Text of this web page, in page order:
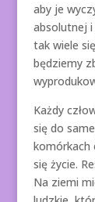
aby je
absolutnej i
tak wiele
będziemy
Każdy
się do
komórkach
się życie.
Na ziemi